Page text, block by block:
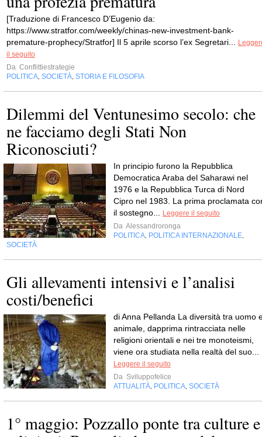
[Traduzione di Francesco D’Eugenio da:
https://www.stratfor.com/weekly/chinas-new-investment-bank-
premature-prophecy/Stratfor] Il 5 aprile scorso l’ex Segretari...
il seguito
Da Conflittiestrategie
POLITICA SOCIETÀ STORIA E FILOSOFIA
Dilemmi del Ventunesimo secolo: che
ne facciamo degli Stati Non
Riconosciuti?
In principio furono la Repubblica
Democratica Araba del Saharawi nel
1976 e la Repubblica Turca di Nord
Cipro nel 1983. La prima proclamata
il sostegno...
Leggere il seguito
Da Alessandroronga
POLITICA POLITICA INTERNAZIONALE
SOCIETÀ
Gli allevamenti intensivi e l’analisi
costi/benefici
di Anna Pellanda La diversità tra uomo
animale, dapprima rintracciata nelle
religioni orientali e nei tre monoteismi,
viene ora studiata nella realtà del suo...
Leggere il seguito
Da Sviluppofelice
ATTUALITÀ POLITICA SOCIETÀ
1° maggio: Pozzallo ponte tra culture e